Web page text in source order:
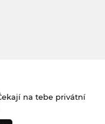
na tebe privátní